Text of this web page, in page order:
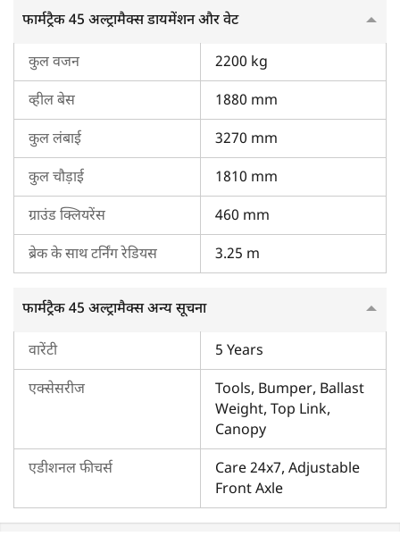
फार्मट्रैक 45 अल्ट्रामैक्स डायमेंशन और वेट
कुल वजन 2200 kg
व्हील बेस 1880 mm
कुल लंबाई 3270 mm
कुल चौड़ाई 1810 mm
ग्राउंड क्लियरेंस 460 mm
ब्रेक के साथ टर्निंग रेडियस 3.25 m
फार्मट्रैक 45 अल्ट्रामैक्स अन्य सूचना
वारेंटी 5 Years
एक्सेसरीज
Tools, Bumper, Ballast
Weight, Top Link,
Canopy
एडीशनल फीचर्स
Care 24x7, Adjustable
Front Axle